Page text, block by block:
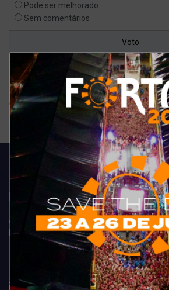
Pode ser melhorado
Sem comentários
Ver resultados
Arquivo de enquete
Acompanhe todas as novidades do
Fortaleza. Dicas, promoções, coberturas